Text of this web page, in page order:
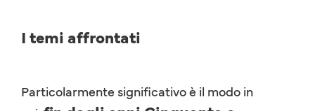
I temi affrontati
Particolarmente significativo è il modo in